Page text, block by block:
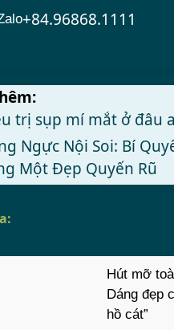
+84.96868.1111
trị sụp mí mắt ở đâu
Ngực Nội Soi: Bí
Một Đẹp Quyến Rũ
Hút mỡ
Dáng đẹp
hồ cát”